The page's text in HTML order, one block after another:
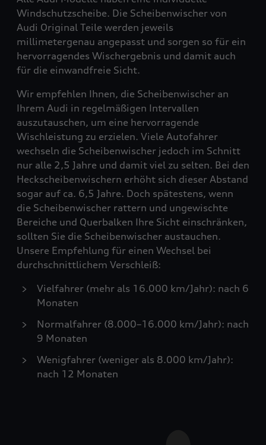
Windschutzscheibe. Die Scheibenwischer von
Audi Original Teile werden jeweils
millimetergenau angepasst und sorgen so für ein
hervorragendes Wischergebnis und damit auch
für die einwandfreie Sicht.
Wir empfehlen Ihnen, die Scheibenwischer an
Ihrem Audi in regelmäßigen Intervallen
auszutauschen, um eine hervorragende
Wischleistung zu erzielen. Viele Autofahrer
wechseln die Scheibenwischer jedoch im Schnitt
nur alle 2,5 Jahre und damit viel zu selten. Bei den
Heckscheibenwischern erhöht sich dieser Abstand
sogar auf ca. 6,5 Jahre. Doch spätestens, wenn
die Scheibenwischer rattern und ungewischte
Bereiche und Querbalken Ihre Sicht einschränken,
sollten Sie die Scheibenwischer austauchen.
Unsere Empfehlung für einen Wechsel bei
durchschnittlichem Verschleiß:
Vielfahrer (mehr als 16.000 km/Jahr): nach 6
Monaten
Normalfahrer (8.000–16.000 km/Jahr): nach
9 Monaten
Wenigfahrer (weniger als 8.000 km/Jahr):
nach 12 Monaten